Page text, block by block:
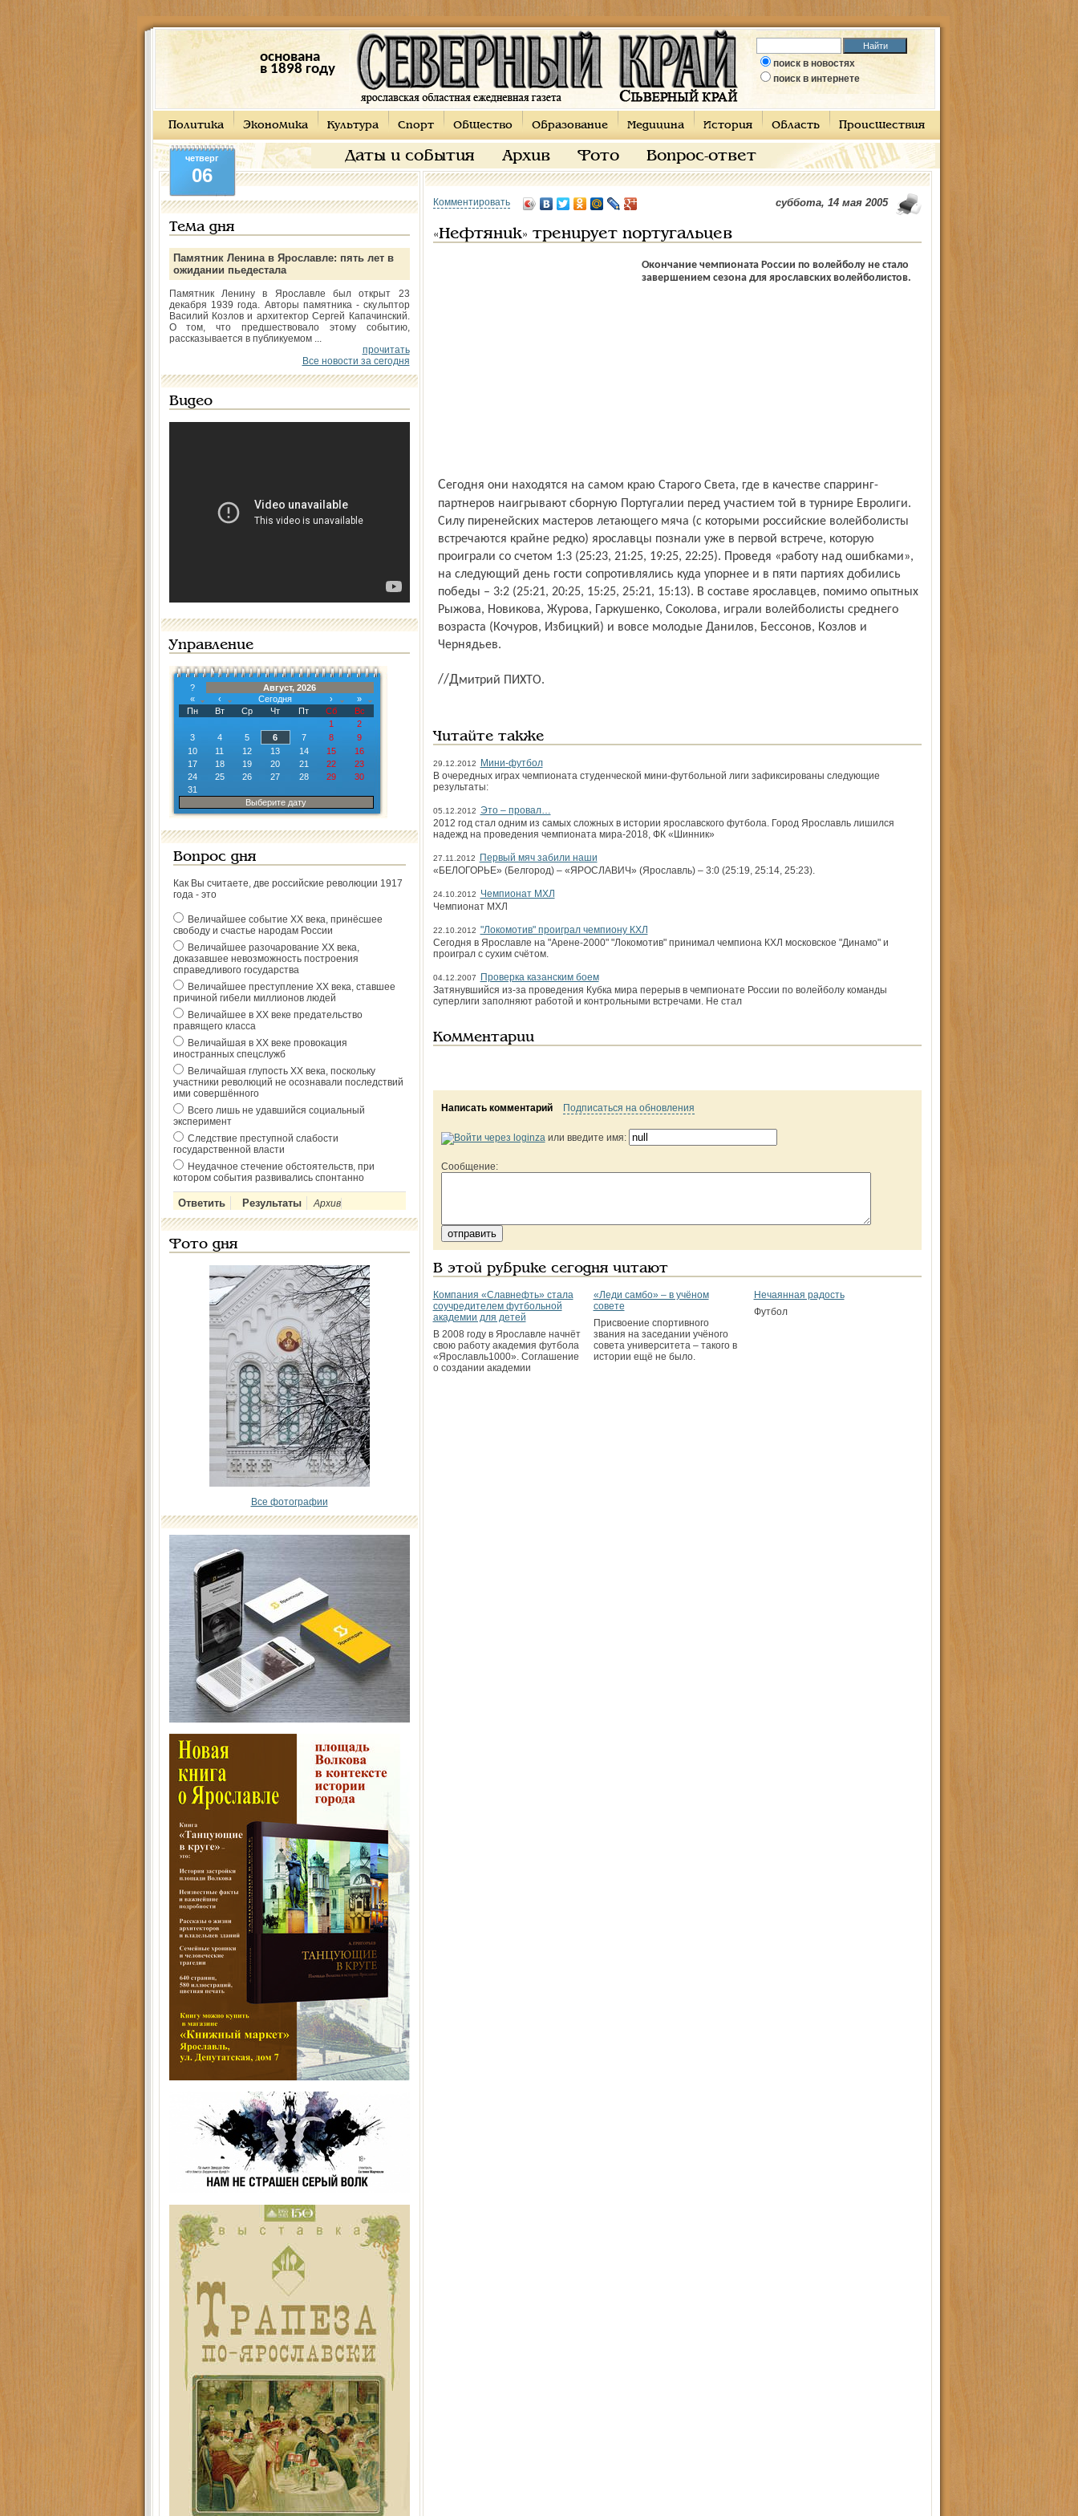
основана
в 1898 году
поиск в новостях
поиск в интернете
Политика Экономика Культура Спорт Общество Образование Медицина История Область Происшествия
Даты и события Архив Фото Вопрос-ответ
четверг
06
Тема дня
Памятник Ленина в Ярославле: пять лет в
ожидании пьедестала
Памятник Ленину в Ярославле был открыт 23
декабря 1939 года. Авторы памятника - скульптор
Василий Козлов и архитектор Сергей Капачинский.
О том, что предшествовало этому событию,
рассказывается в публикуемом ...
прочитать
Все новости за сегодня
Видео
Управление
?
Август, 2026
«
‹ Сегодня ›
»
Пн
Вт Ср Чт Пт Сб
Вс
1
2
3
4 5 6 7 8
9
10
11 12 13 14 15
16
17
18 19 20 21 22
23
24
25 26 27 28 29
30
31
Выберите дату
Вопрос дня
Как Вы считаете, две российские революции 1917
года - это
Величайшее событие ХХ века, принёсшее
свободу и счастье народам России
Величайшее разочарование ХХ века,
доказавшее невозможность построения
справедливого государства
Величайшее преступление ХХ века, ставшее
причиной гибели миллионов людей
Величайшее в ХХ веке предательство
правящего класса
Величайшая в ХХ веке провокация
иностранных спецслужб
Величайшая глупость ХХ века, поскольку
участники революций не осознавали последствий
ими совершённого
Всего лишь не удавшийся социальный
эксперимент
Следствие преступной слабости
государственной власти
Неудачное стечение обстоятельств, при
котором события развивались спонтанно
Архив
Фото дня
Все фотографии
Комментировать суббота, 14 мая 2005
«Нефтяник» тренирует португальцев
Окончание чемпионата России по волейболу не стало
завершением сезона для ярославских волейболистов.
Сегодня они находятся на самом краю Старого Света, где в качестве спарринг-
партнеров наигрывают сборную Португалии перед участием той в турнире Евролиги.
Силу пиренейских мастеров летающего мяча (с которыми российские волейболисты
встречаются крайне редко) ярославцы познали уже в первой встрече, которую
проиграли со счетом 1:3 (25:23, 21:25, 19:25, 22:25). Проведя «работу над ошибками»,
на следующий день гости сопротивлялись куда упорнее и в пяти партиях добились
победы – 3:2 (25:21, 20:25, 15:25, 25:21, 15:13). В составе ярославцев, помимо опытных
Рыжова, Новикова, Журова, Гаркушенко, Соколова, играли волейболисты среднего
возраста (Кочуров, Избицкий) и вовсе молодые Данилов, Бессонов, Козлов и
Чернядьев.
//Дмитрий ПИХТО.
Читайте также
29.12.2012
Мини-футбол
В очередных играх чемпионата студенческой мини-футбольной лиги зафиксированы следующие
результаты:
05.12.2012 Это – провал…
2012 год стал одним из самых сложных в истории ярославского футбола. Город Ярославль лишился
надежд на проведения чемпионата мира-2018, ФК «Шинник»
27.11.2012
Первый мяч забили наши
«БЕЛОГОРЬЕ» (Белгород) – «ЯРОСЛАВИЧ» (Ярославль) – 3:0 (25:19, 25:14, 25:23).
24.10.2012
Чемпионат МХЛ
Чемпионат МХЛ
22.10.2012 "Локомотив" проиграл чемпиону КХЛ
Сегодня в Ярославле на "Арене-2000" "Локомотив" принимал чемпиона КХЛ московское "Динамо" и
проиграл с сухим счётом.
04.12.2007
Проверка казанским боем
Затянувшийся из-за проведения Кубка мира перерыв в чемпионате России по волейболу команды
суперлиги заполняют работой и контрольными встречами. Не стал
Комментарии
Написать комментарий Подписаться на обновления
или введите имя:
Сообщение:
В этой рубрике сегодня читают
Компания «Славнефть» стала
соучредителем футбольной
академии для детей
В 2008 году в Ярославле начнёт
свою работу академия футбола
«Ярославль­1000». Соглашение
о создании академии
«Леди самбо» – в учёном
совете
Присвоение спортивного
звания на заседании учёного
совета университета – такого в
истории ещё не было.
Нечаянная радость
Футбол